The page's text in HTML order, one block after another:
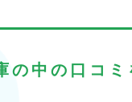
の中の口コミ